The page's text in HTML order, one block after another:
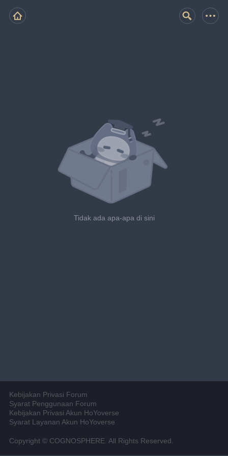
Tidak ada apa-apa di sini
Kebijakan Privasi Forum
Syarat Penggunaan Forum
Kebijakan Privasi Akun HoYoverse
Syarat Layanan Akun HoYoverse
Copyright © COGNOSPHERE. All Rights Reserved.